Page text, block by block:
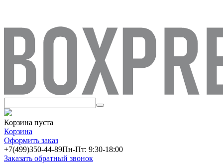
Корзина пуста
Корзина
Оформить заказ
+7(499)350-44-89Пн-Пт: 9:30-18:00
Заказать обратный звонок